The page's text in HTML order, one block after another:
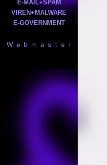
E-MAIL+SPAM
VIREN+MALWARE
E-GOVERNMENT
W e b m a s t e r